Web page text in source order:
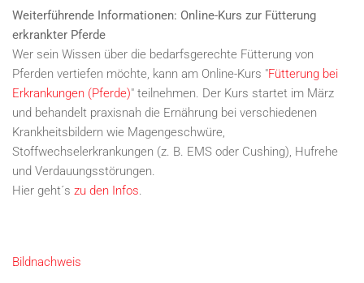
Weiterführende Informationen: Online-Kurs zur Fütterung
erkrankter Pferde
Wer sein Wissen über die bedarfsgerechte Fütterung von
Pferden vertiefen möchte, kann am Online-Kurs "Fütterung bei
Erkrankungen (Pferde)" teilnehmen. Der Kurs startet im März
und behandelt praxisnah die Ernährung bei verschiedenen
Krankheitsbildern wie Magengeschwüre,
Stoffwechselerkrankungen (z. B. EMS oder Cushing), Hufrehe
und Verdauungsstörungen.
Hier geht´s zu den Infos.
Bildnachweis